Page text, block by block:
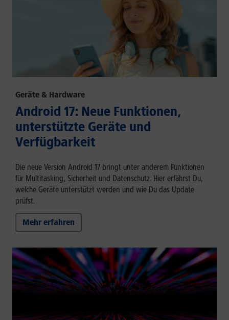
Geräte & Hardware
Android 17: Neue Funktionen,
unterstützte Geräte und
Verfügbarkeit
Die neue Version Android 17 bringt unter anderem Funktionen
für Multitasking, Sicherheit und Datenschutz. Hier erfährst Du,
welche Geräte unterstützt werden und wie Du das Update
prüfst.
Mehr erfahren